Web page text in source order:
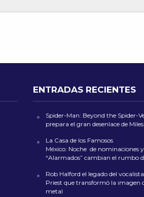
ENTRADAS RECIENTES
Spider-Man: Beyond the Spider-
prepara el gran desenlace de
La Casa de los Famosos
México: Noche de nominaciones
“Alarmados” cambian el rumbo
Rob Halford el legado del
Priest que transformó la imagen
metal